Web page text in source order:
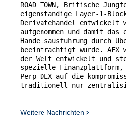
ROAD TOWN, Britische
eigenständige Layer-1-
Derivatehandel
aufgenommen und damit
Handelsausführung durch
beeinträchtigt wurde. AFX
der Welt entwickelt und
spezielle Finanzplattform,
Perp-DEX auf die
traditionell nur
Zum Start unterstützt das
Weitere Nachrichten